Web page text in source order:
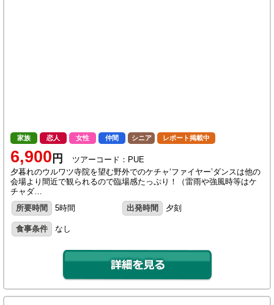
家族 恋人 女性 仲間 シニア レポート掲載中
6,900 円
ツアーコード：PUE
夕暮れのウルワツ寺院を望む野外でのケチャ‘ファイヤー’ダンスは他の
会場より間近で観られるので臨場感たっぷり！（雷雨や強風時等はケ
チャダ…
所要時間
5時間 出発時間 夕刻
食事条件 なし